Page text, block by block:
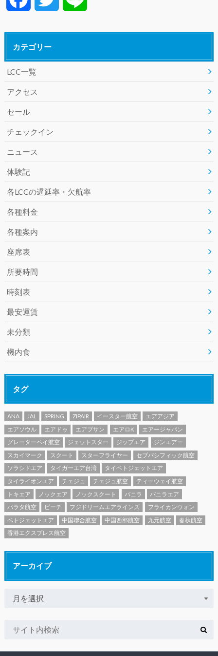
c
e
b
o
o
e
r
カテゴリー
LCC一覧
アクセス
セール
チェックイン
ニュース
体験記
各LCCの遅延率・欠航率
各種料金
各種案内
座席表
所要時間
時刻表
最安運賃
未分類
機内食
タグ
ANA JAL SPRING ZIPAIR イースター航空
エアアジア
エアソウル
エアドゥ エアプサン エアロK
エアージャパン
グレーターベイ航空
ジェットスター ジップエア
ジンエアー
スカイマーク
スクート スターフライヤー
セブパシフィック航空
ソラシドエア
タイガーエア台湾
タイベトジェットエア
タイライオンエア
チェジュ チェジュ航空
ティーウェイ航空
トキエア
ノックエア ノックスクート バニラ
バニラエア
パラタ航空
ピーチ フジドリームエアラインズ
フライカンウォン
ベトジェットエア
中国聯合航空 中国西部航空 九元航空
春秋航空
香港エクスプレス航空
アーカイブ